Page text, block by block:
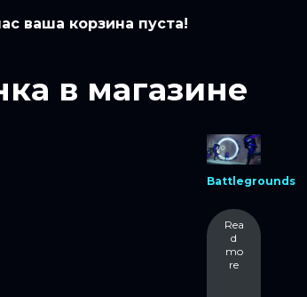
ваша корзина пуста!
в магазине
Battlegrounds
Rea
d
mo
re